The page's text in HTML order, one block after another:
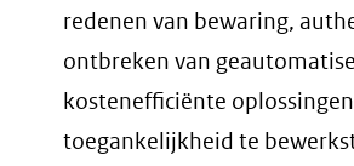
redenen van bewaring,
ontbreken van
kostenefficiënte
toegankelijkheid te